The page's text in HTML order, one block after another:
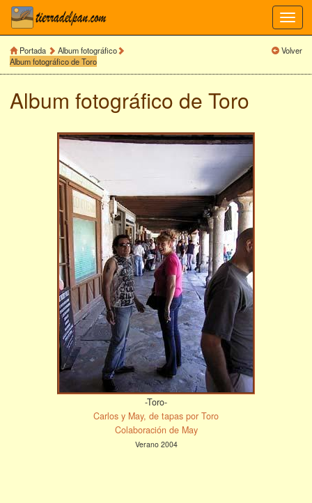
Portada
Album fotográfico
Album fotográfico de Toro
Volver
Album fotográfico de Toro
-Toro-
Carlos y May, de tapas por Toro
Colaboración de May
Verano 2004